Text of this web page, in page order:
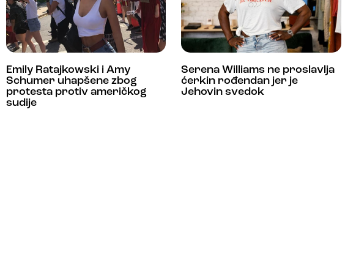
Emily Ratajkowski i Amy
Schumer uhapšene zbog
protesta protiv američkog
sudije
Serena Williams ne proslavlja
ćerkin rođendan jer je
Jehovin svedok